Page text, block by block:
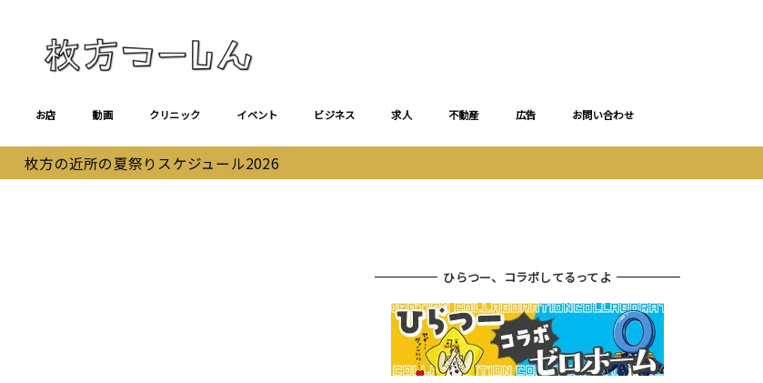
お店 動画 クリニック イベント ビジネス 求人 不動産 広告 お問い合わせ
枚方の近所の夏祭りスケジュール2026
ひらつー、コラボしてるってよ